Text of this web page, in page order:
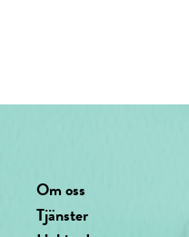
Om oss
Tjänster